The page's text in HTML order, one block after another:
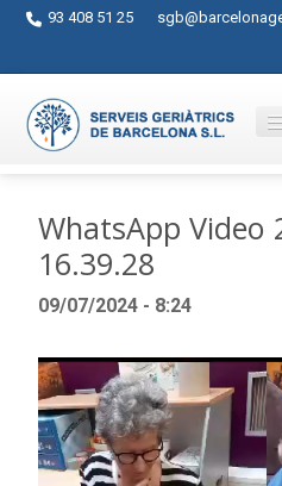
93 408 51 25
Servicios
Actividades
Centros
Ayudas
Contacto
WhatsApp Video
16.39.28
09/07/2024 - 8:24
Reproductor
de
vídeo